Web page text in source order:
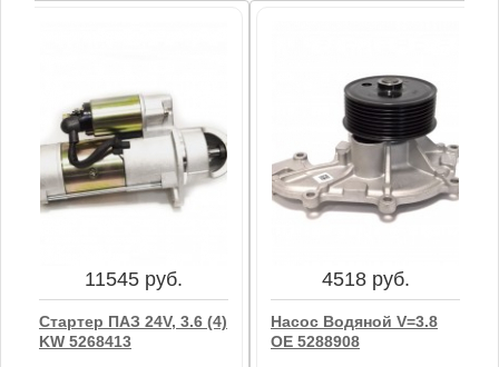
187 руб.
Форсунка Охлаждения
Поршня 3968877
В корзину
93364 руб.
Блок Цилиндров OE
Евро-4 Объемом V=3.8
В корзину
11545 руб.
Стартер ПАЗ 24V, 3.6 (4)
KW 5268413
4518 руб.
Насос Водяной V=3.8
OE 5288908